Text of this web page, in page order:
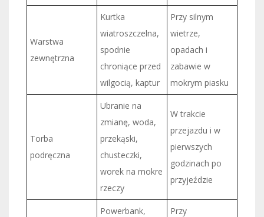
Warstwa
zewnętrzna
Kurtka
wiatroszczelna,
spodnie
chroniące przed
wilgocią, kaptur
Przy silnym
wietrze,
opadach i
zabawie w
mokrym piasku
Torba
podręczna
Ubranie na
zmianę, woda,
przekąski,
chusteczki,
worek na mokre
rzeczy
W trakcie
przejazdu i w
pierwszych
godzinach po
przyjeździe
Powerbank,
Przy